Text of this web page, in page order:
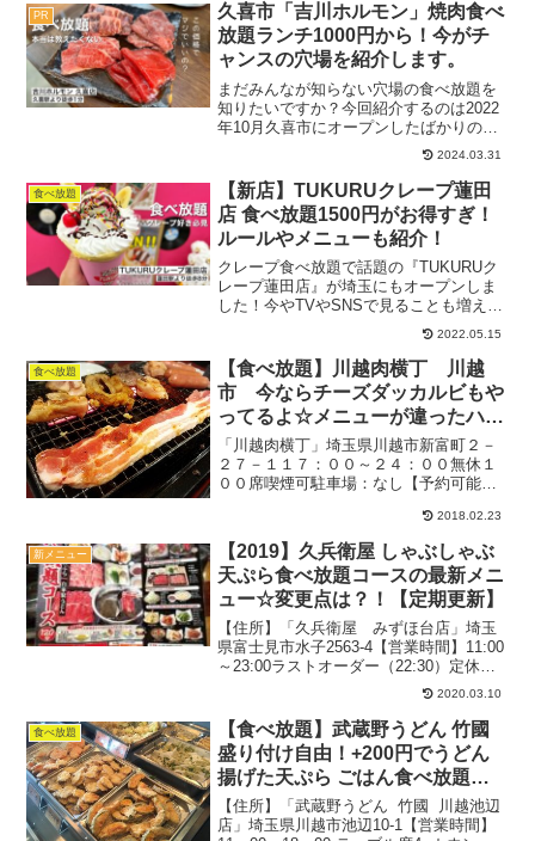
PR
久喜市「吉川ホルモン」焼肉食べ
放題ランチ1000円から！今がチ
ャンスの穴場を紹介します。
まだみんなが知らない穴場の食べ放題を
知りたいですか？今回紹介するのは2022
年10月久喜市にオープンしたばかりの
『吉川ホルモン 久喜店』さんで、もっと
多くの人に美味しいお肉を食べてほし
い！とのリクエストをいただき行ってき
ました。大好きな食べ...
2024.03.31
食べ放題
【新店】TUKURUクレープ蓮田
店 食べ放題1500円がお得すぎ！
ルールやメニューも紹介！
クレープ食べ放題で話題の『TUKURUク
レープ蓮田店』が埼玉にもオープンしま
した！今やTVやSNSで見ることも増えて
きたので、気になっていた方も多いので
はないでしょうか？さっそく食べ放題を
体験してきたので、予約方法なども合わ
せて紹介します♪...
2022.05.15
食べ放題
【食べ放題】川越肉横丁 川越
市 今ならチーズダッカルビもや
ってるよ☆メニューが違ったハプ
ニングもありつつ焼肉三昧【接客
◎】
「川越肉横丁」埼玉県川越市新富町２－
２７－１１７：００～２４：００無休１
００席喫煙可駐車場：なし【予約可能、
「埼玉」を選択。店名コピペ用→ 川
越肉横丁↓↓↓↓２０１６年６月２０日 オー
プン。食べ放題１９５...
2018.02.23
新メニュー
【2019】久兵衛屋 しゃぶしゃぶ
天ぷら食べ放題コースの最新メニ
ュー☆変更点は？！【定期更新】
【住所】「久兵衛屋 みずほ台店」埼玉
県富士見市水子2563-4【営業時間】11:00
～23:00ラストオーダー（22:30）定休
日：なしTEL：049-268-7099テーブル
席、座敷有り駐車場：３０台禁煙2019.2
月（週末）：18時予約...
2020.03.10
食べ放題
【食べ放題】武蔵野うどん 竹國
盛り付け自由！+200円でうどん
揚げた天ぷら ごはん食べ放題
【オススメ】
【住所】「武蔵野うどん 竹國 川越池辺
店」埼玉県川越市池辺10-1【営業時間】